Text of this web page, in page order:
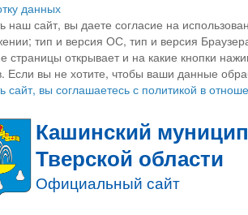
данных
наш сайт, вы даете согласие на
тип и версия ОС, тип и версия
страницы открывает и на какие кнопки
Если вы не хотите, чтобы ваши данные
сайт, вы соглашаетесь с политикой в